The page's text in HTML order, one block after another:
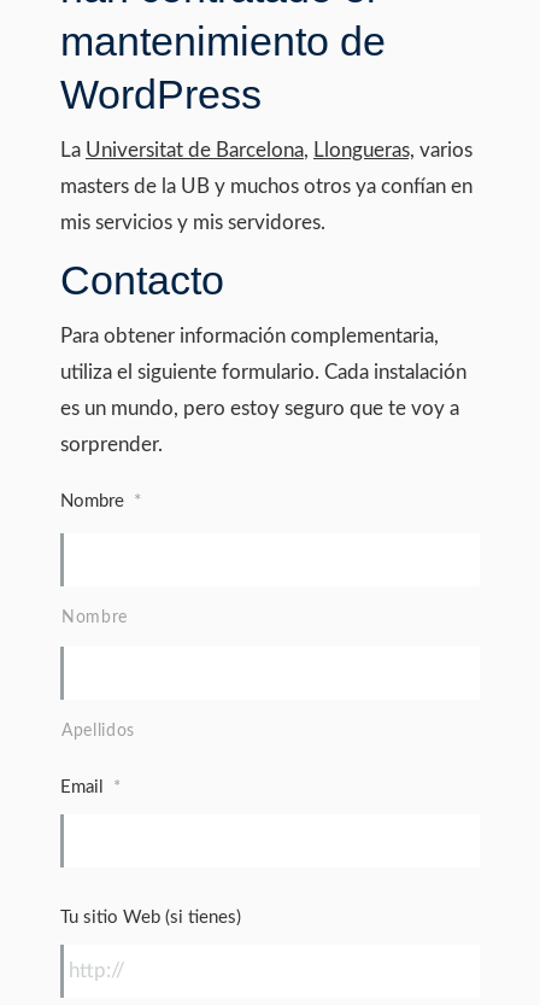
mantenimiento de
WordPress
La Universitat de Barcelona, Llongueras, varios
masters de la UB y muchos otros ya confían en
mis servicios y mis servidores.
Contacto
Para obtener información complementaria,
utiliza el siguiente formulario. Cada instalación
es un mundo, pero estoy seguro que te voy a
sorprender.
Nombre *
Nombre
Apellidos
Email *
Tu sitio Web (si tienes)